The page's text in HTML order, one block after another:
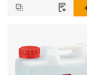
gerei.